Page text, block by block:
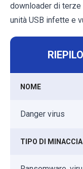
downloader di
unità USB infette e
NOME
Danger virus
TIPO DI MINACCIA